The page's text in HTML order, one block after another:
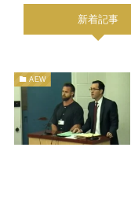
新着記事
AEW